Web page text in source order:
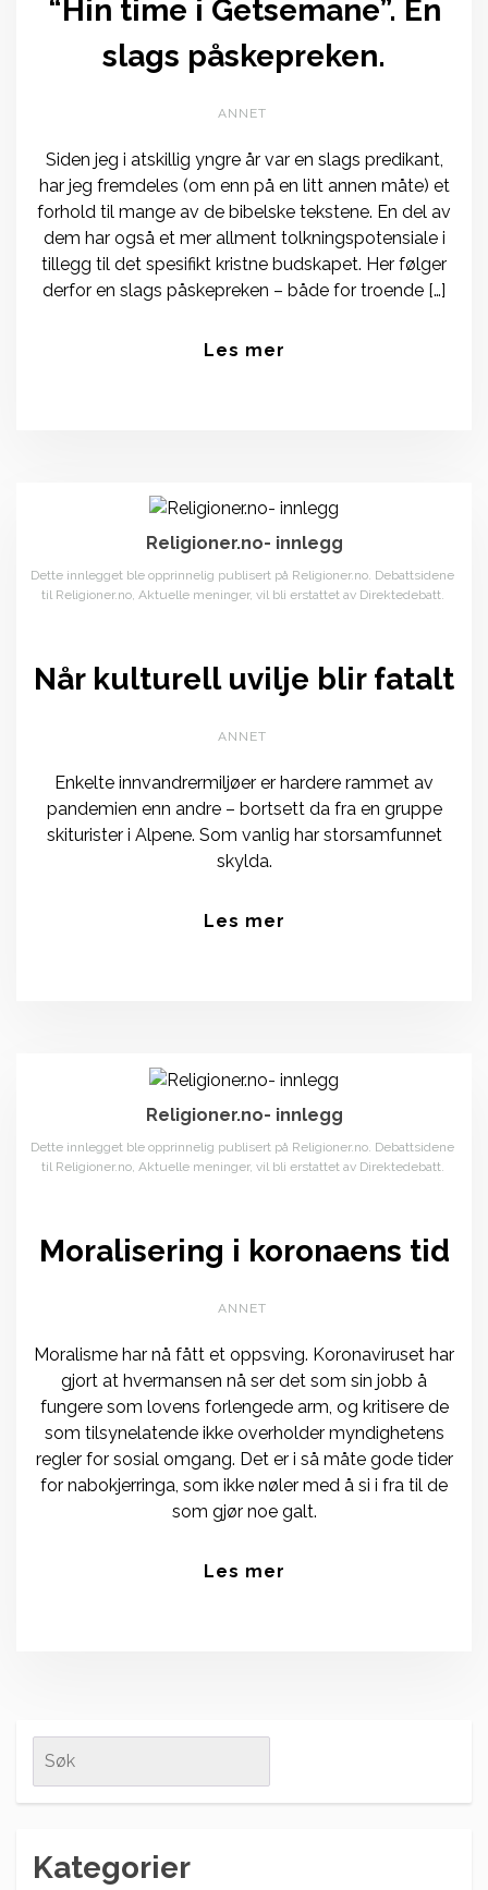
“Hin time i Getsemane”. En
slags påskepreken.
ANNET
Siden jeg i atskillig yngre år var en slags predikant,
har jeg fremdeles (om enn på en litt annen måte) et
forhold til mange av de bibelske tekstene. En del av
dem har også et mer allment tolkningspotensiale i
tillegg til det spesifikt kristne budskapet. Her følger
derfor en slags påskepreken – både for troende […]
Les mer
Religioner.no- innlegg
Dette innlegget ble opprinnelig publisert på Religioner.no. Debattsidene
til Religioner.no, Aktuelle meninger, vil bli erstattet av Direktedebatt.
Når kulturell uvilje blir fatalt
ANNET
Enkelte innvandrermiljøer er hardere rammet av
pandemien enn andre – bortsett da fra en gruppe
skiturister i Alpene. Som vanlig har storsamfunnet
skylda.
Les mer
Religioner.no- innlegg
Dette innlegget ble opprinnelig publisert på Religioner.no. Debattsidene
til Religioner.no, Aktuelle meninger, vil bli erstattet av Direktedebatt.
Moralisering i koronaens tid
ANNET
Moralisme har nå fått et oppsving. Koronaviruset har
gjort at hvermansen nå ser det som sin jobb å
fungere som lovens forlengede arm, og kritisere de
som tilsynelatende ikke overholder myndighetens
regler for sosial omgang. Det er i så måte gode tider
for nabokjerringa, som ikke nøler med å si i fra til de
som gjør noe galt.
Les mer
Kategorier